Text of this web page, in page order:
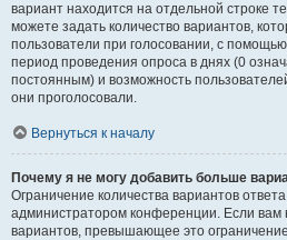
вариант находится на отдельной строке
можете задать количество вариантов,
пользователи при голосовании, с
период проведения опроса в днях (0
постоянным) и возможность
они проголосовали.
Вернуться к началу
Почему я не могу добавить больше
Ограничение количества вариантов
администратором конференции. Если вам
вариантов, превышающее это